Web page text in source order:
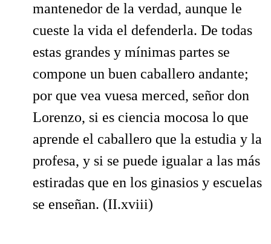
mantenedor de la verdad, aunque le
cueste la vida el defenderla. De todas
estas grandes y mínimas partes se
compone un buen caballero andante;
por que vea vuesa merced, señor don
Lorenzo, si es ciencia mocosa lo que
aprende el caballero que la estudia y la
profesa, y si se puede igualar a las más
estiradas que en los ginasios y escuelas
se enseñan. (II.xviii)